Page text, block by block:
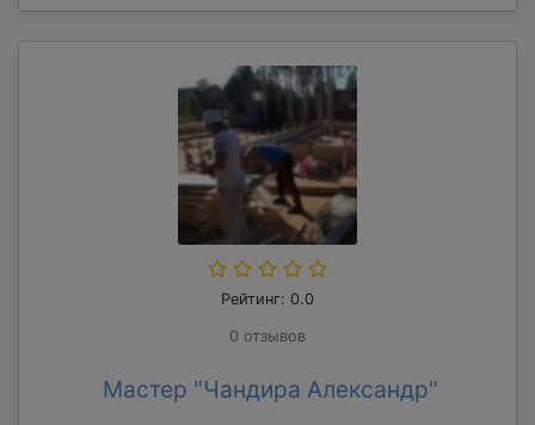
Рейтинг: 0.0
0 отзывов
Мастер "Чандира Александр"